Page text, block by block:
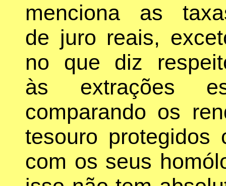
menciona as
de juro reais,
no que diz
às extrações
comparando os
tesouro protegidos
com os seus